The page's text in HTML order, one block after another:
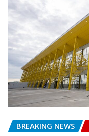
BREAKING NEWS